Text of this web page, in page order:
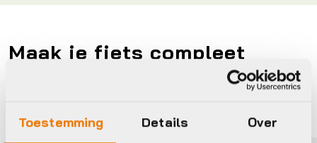
Toestemming Details Over
Maak je fiets compleet
Tex-lock